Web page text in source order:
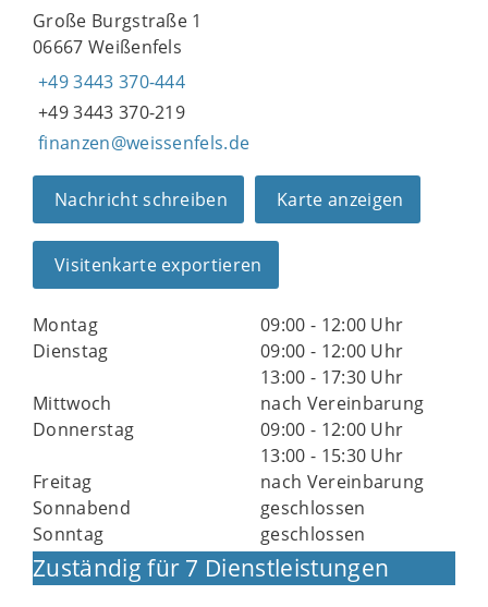
Große Burgstraße 1
06667 Weißenfels
+49 3443 370-444
+49 3443 370-219
finanzen@weissenfels.de
Nachricht schreiben Karte anzeigen
Visitenkarte exportieren
Montag
09:00 - 12:00 Uhr
Dienstag
09:00 - 12:00 Uhr
13:00 - 17:30 Uhr
Mittwoch
nach Vereinbarung
Donnerstag
09:00 - 12:00 Uhr
13:00 - 15:30 Uhr
Freitag
nach Vereinbarung
Sonnabend
geschlossen
Sonntag
geschlossen
Zuständig für 7 Dienstleistungen